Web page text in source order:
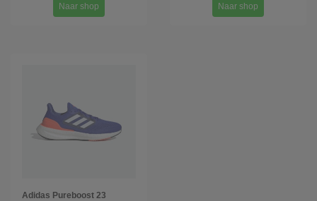
Naar shop Naar shop
Adidas Pureboost 23